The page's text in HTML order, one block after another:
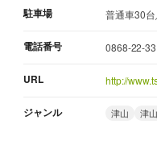
駐車場 普通車30
電話番号 0868-22-
URL http://
ジャンル 津山 津